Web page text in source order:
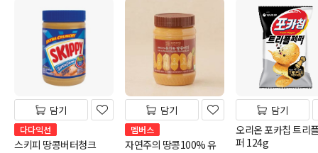
담기
다다익선
스키피 땅콩버터청크
담기
멤버스
자연주의 땅콩100% 유
담기
오리온 포카칩 트리
퍼 124g